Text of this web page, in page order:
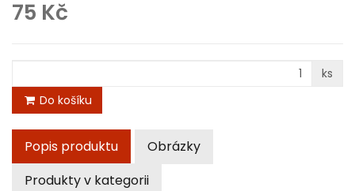
75 Kč
ks
Do košíku
Popis produktu
Obrázky
Produkty v kategorii